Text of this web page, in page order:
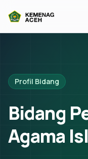
Profil Bidang
Bidang
Agama